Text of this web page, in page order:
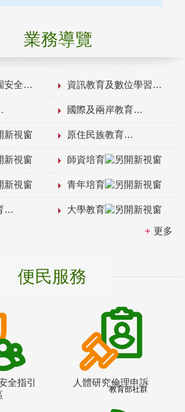
業務導覽
安全 資訊教育及數位學習
國際及兩岸教育
原住民族教育
師資培育
青年培育
大學教育
更多
便民服務
全指引
人體研究倫理申訴
教育部社群